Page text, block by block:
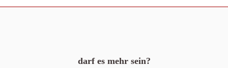
darf es mehr sein?